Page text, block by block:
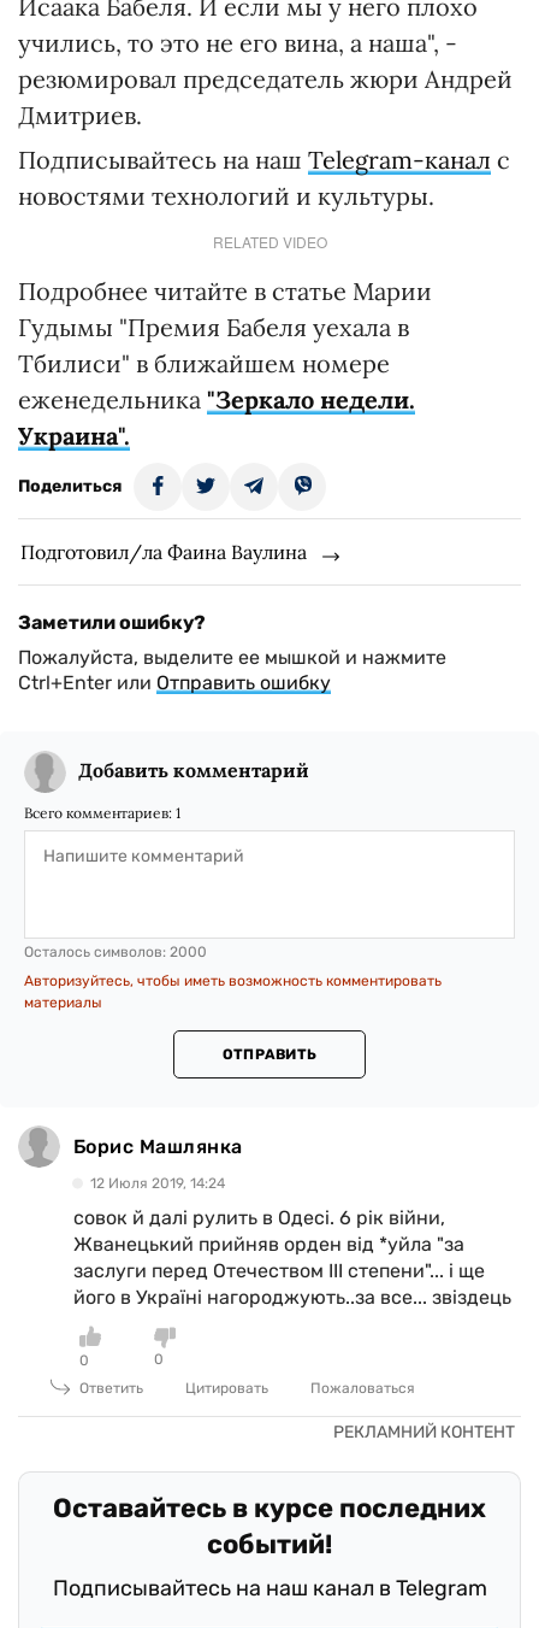
Исаака Бабеля. И если мы у него плохо
учились, то это не его вина, а наша", -
резюмировал председатель жюри Андрей
Дмитриев.
Подписывайтесь на наш Telegram-канал с
новостями технологий и культуры.
RELATED VIDEO
Подробнее читайте в статье Марии
Гудымы "Премия Бабеля уехала в
Тбилиси" в ближайшем номере
еженедельника "Зеркало недели.
Украина".
Поделиться
Подготовил/ла Фаина Ваулина
Заметили ошибку?
Пожалуйста, выделите ее мышкой и нажмите
Ctrl+Enter или Отправить ошибку
Добавить комментарий
Всего комментариев: 1
Осталось символов: 2000
Авторизуйтесь, чтобы иметь возможность комментировать
материалы
ОТПРАВИТЬ
Борис Машлянка
12 Июля 2019, 14:24
совок й далі рулить в Одесі. 6 рік війни,
Жванецький прийняв орден від *уйла "за
заслуги перед Отечеством III степени"... і ще
його в Україні нагороджують..за все... звіздець
0
0
Ответить
Цитировать Пожаловаться
Оставайтесь в курсе последних
событий!
Подписывайтесь на наш канал в Telegram